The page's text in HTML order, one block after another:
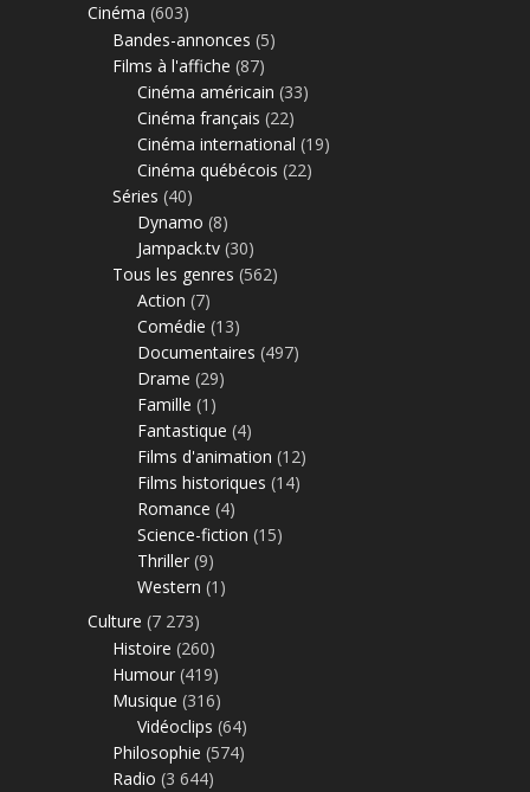
Cinéma (603)
Bandes-annonces (5)
Films à l'affiche (87)
Cinéma américain (33)
Cinéma français (22)
Cinéma international (19)
Cinéma québécois (22)
Séries (40)
Dynamo (8)
Jampack.tv (30)
Tous les genres (562)
Action (7)
Comédie (13)
Documentaires (497)
Drame (29)
Famille (1)
Fantastique (4)
Films d'animation (12)
Films historiques (14)
Romance (4)
Science-fiction (15)
Thriller (9)
Western (1)
Culture (7 273)
Histoire (260)
Humour (419)
Musique (316)
Vidéoclips (64)
Philosophie (574)
Radio (3 644)